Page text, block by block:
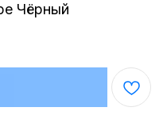
Чёрный